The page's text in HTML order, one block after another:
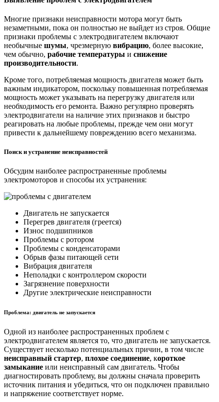
Многие признаки неисправности мотора могут быть
незаметными, пока он полностью не выйдет из строя. Общие
признаки проблемы с электродвигателем включают
необычные шумы, чрезмерную вибрацию, более высокие,
чем обычно, рабочие температуры и снижение
производительности.
Кроме того, потребляемая мощность двигателя может быть
важным индикатором, поскольку повышенная потребляемая
мощность может указывать на перегрузку двигателя или
необходимость его ремонта. Важно регулярно проверять
электродвигатели на наличие этих признаков и быстро
реагировать на любые проблемы, прежде чем они могут
привести к дальнейшему повреждению всего механизма.
Поиск и устранение неисправностей
Обсудим наиболее распространенные проблемы
электромоторов и способы их устранения:
Двигатель не запускается
Перегрев двигателя (греется)
Износ подшипников
Проблемы с ротором
Проблемы с конденсаторами
Обрыв фазы питающей сети
Вибрация двигателя
Неполадки с контроллером скорости
Загрязнение поверхности
Другие электрические неисправности
Проблема: двигатель не запускается
Одной из наиболее распространенных проблем с
электродвигателем является то, что двигатель не запускается.
Существует несколько потенциальных причин, в том числе
неисправный стартер, плохое соединение, короткое
замыкание или неисправный сам двигатель. Чтобы
диагностировать проблему, вы должны сначала проверить
источник питания и убедиться, что он подключен правильно
и напряжение соответствует норме.